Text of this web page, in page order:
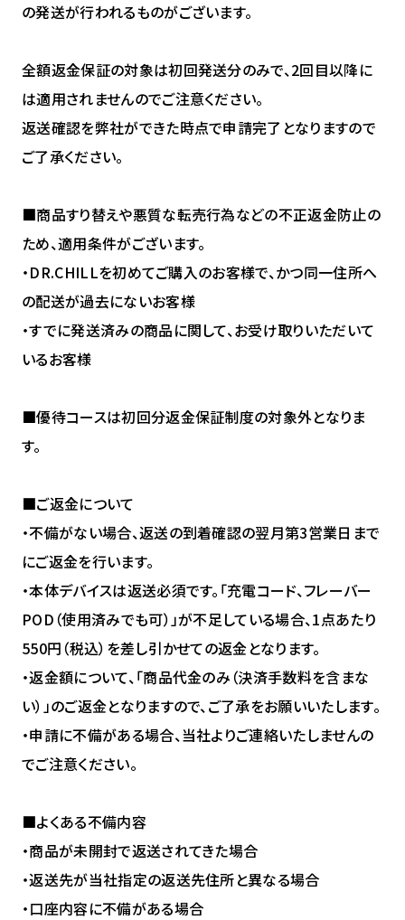
の発送が行われるものがございます。
全額返金保証の対象は初回発送分のみで、2回目以降に
は適用されませんのでご注意ください。
返送確認を弊社ができた時点で申請完了となりますので
ご了承ください。
■商品すり替えや悪質な転売行為などの不正返金防止の
ため、適用条件がございます。
・DR.CHILLを初めてご購入のお客様で、かつ同一住所へ
の配送が過去にないお客様
・すでに発送済みの商品に関して、お受け取りいただいて
いるお客様
■優待コースは初回分返金保証制度の対象外となりま
す。
■ご返金について
・不備がない場合、返送の到着確認の翌月第3営業日まで
にご返金を行います。
・本体デバイスは返送必須です。「充電コード、フレーバー
POD（使用済みでも可）」が不足している場合、1点あたり
550円（税込）を差し引かせての返金となります。
・返金額について、「商品代金のみ（決済手数料を含まな
い）」のご返金となりますので、ご了承をお願いいたします。
・申請に不備がある場合、当社よりご連絡いたしませんの
でご注意ください。
■よくある不備内容
・商品が未開封で返送されてきた場合
・返送先が当社指定の返送先住所と異なる場合
・口座内容に不備がある場合